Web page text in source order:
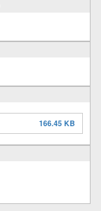
166.45 KB